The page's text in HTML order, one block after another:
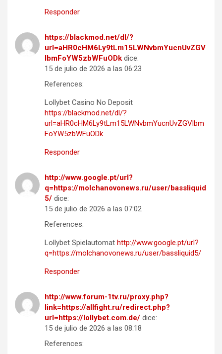
Responder
https://blackmod.net/dl/?
url=aHR0cHM6Ly9tLm15LWNvbmYucnUvZGV
lbmFoYW5zbWFuODk dice:
15 de julio de 2026 a las 06:23
References:
Lollybet Casino No Deposit
https://blackmod.net/dl/?
url=aHR0cHM6Ly9tLm15LWNvbmYucnUvZGVlbm
FoYW5zbWFuODk
Responder
http://www.google.pt/url?
q=https://molchanovonews.ru/user/bassliquid
5/ dice:
15 de julio de 2026 a las 07:02
References:
Lollybet Spielautomat http://www.google.pt/url?
q=https://molchanovonews.ru/user/bassliquid5/
Responder
http://www.forum-1tv.ru/proxy.php?
link=https://allfight.ru/redirect.php?
url=https://lollybet.com.de/ dice:
15 de julio de 2026 a las 08:18
References: